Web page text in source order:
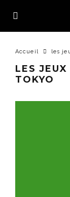
Accueil les
LES
TOKYO